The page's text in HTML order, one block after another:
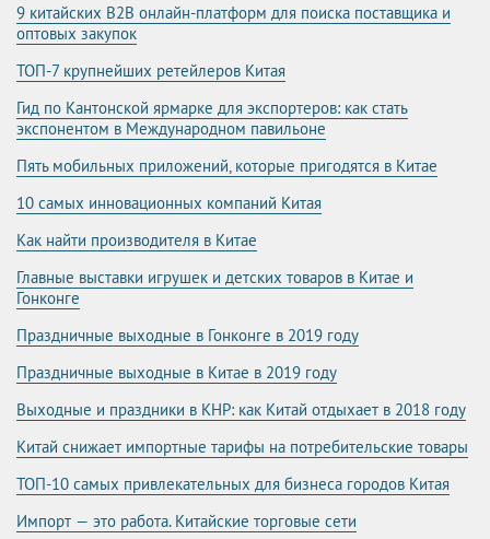
9 китайских B2B онлайн-платформ для поиска поставщика и
оптовых закупок
ТОП-7 крупнейших ретейлеров Китая
Гид по Кантонской ярмарке для экспортеров: как стать
экспонентом в Международном павильоне
Пять мобильных приложений, которые пригодятся в Китае
10 самых инновационных компаний Китая
Как найти производителя в Китае
Главные выставки игрушек и детских товаров в Китае и
Гонконге
Праздничные выходные в Гонконге в 2019 году
Праздничные выходные в Китае в 2019 году
Выходные и праздники в КНР: как Китай отдыхает в 2018 году
Китай снижает импортные тарифы на потребительские товары
ТОП-10 самых привлекательных для бизнеса городов Китая
Импорт — это работа. Китайские торговые сети